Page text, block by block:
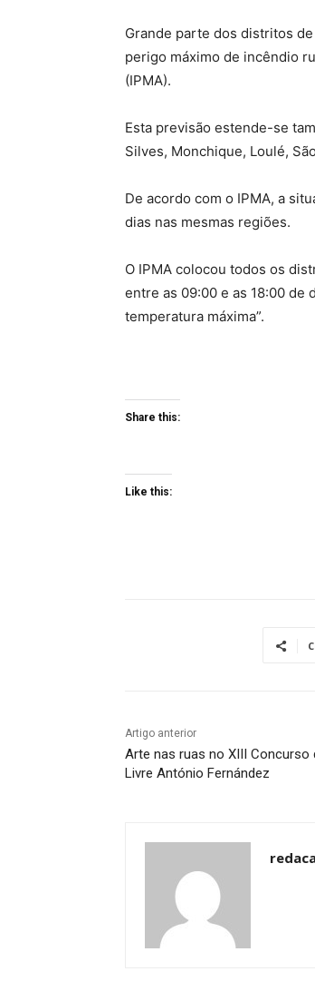
Grande parte dos distritos
perigo máximo de incêndio
(IPMA).
Esta previsão estende-se
Silves, Monchique, Loulé,
De acordo com o IPMA, a
dias nas mesmas regiões.
O IPMA colocou todos os
entre as 09:00 e as 18:00 de
temperatura máxima”.
Share this:
Like this:
Artigo anterior
Arte nas ruas no XIII Concurso
Livre António Fernández